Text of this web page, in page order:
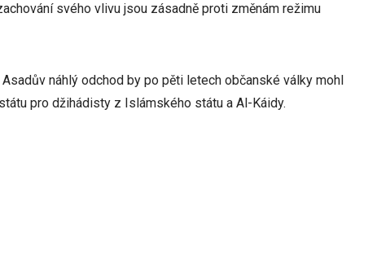
svého vlivu jsou zásadně proti změnám režimu
náhlý odchod by po pěti letech občanské války mohl
pro džihádisty z Islámského státu a Al-Káidy.